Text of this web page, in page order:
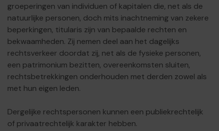
groeperingen van individuen of kapitalen die, net als de
natuurlijke personen, doch mits inachtneming van zekere
beperkingen, titularis zijn van bepaalde rechten en
bekwaamheden. Zij nemen deel aan het dagelijks
rechtsverkeer doordat zij, net als de fysieke personen,
een patrimonium bezitten, overeenkomsten sluiten,
rechtsbetrekkingen onderhouden met derden zowel als
met hun eigen leden.
Dergelijke rechtspersonen kunnen een publiekrechtelijk
of privaatrechtelijk karakter hebben.